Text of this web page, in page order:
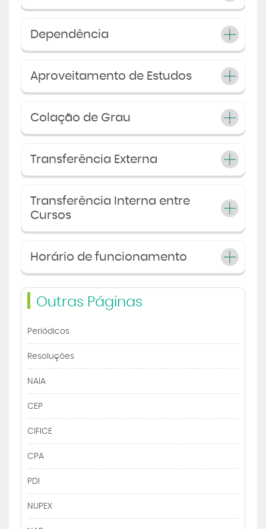
Dependência
Aproveitamento de Estudos
Colação de Grau
Transferência Externa
Transferência Interna entre
Cursos
Horário de funcionamento
Outras Páginas
Periódicos
Resoluções
NAIA
CEP
CIFICE
CPA
PDI
NUPEX